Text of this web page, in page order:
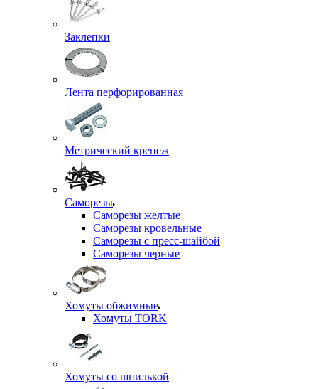
Заклепки
Лента перфорированная
Метрический крепеж
Саморезы
Саморезы желтые
Саморезы кровельные
Саморезы с пресс-шайбой
Саморезы черные
Хомуты обжимные
Хомуты TORK
Хомуты со шпилькой